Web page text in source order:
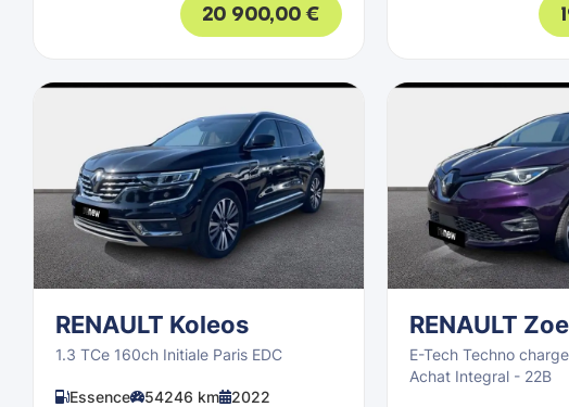
20 900,00€
RENAULT Koleos
1.3 TCe 160ch Initiale Paris EDC
Essence 54246 km 2022
RENAULT Zoe
E-Tech Techno
Achat Integral - 22B